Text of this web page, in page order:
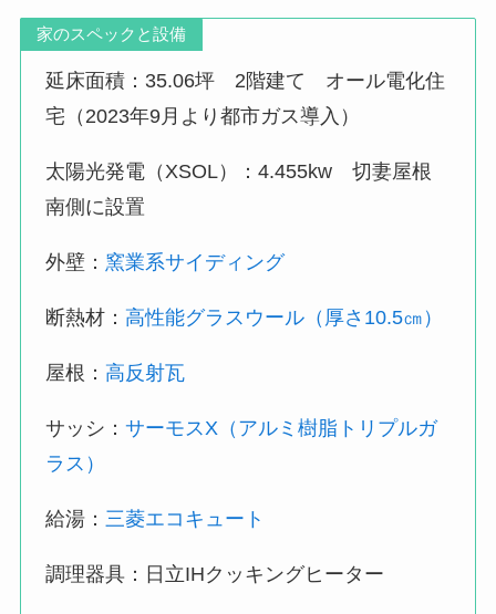
家のスペックと設備
延床面積：35.06坪 2階建て オール電化住
宅（2023年9月より都市ガス導入）
太陽光発電（XSOL）：4.455kw 切妻屋根
南側に設置
外壁： 窯業系サイディング
断熱材：高性能グラスウール（厚さ10.5㎝）
屋根：高反射瓦
サッシ：サーモスX（アルミ樹脂トリプルガ
ラス）
給湯： 三菱エコキュート
調理器具：日立IHクッキングヒーター